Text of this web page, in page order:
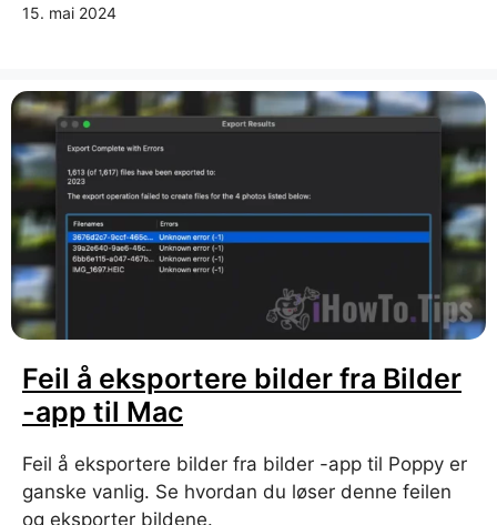
15. mai 2024
Feil å eksportere bilder fra Bilder
-app til Mac
Feil å eksportere bilder fra bilder -app til Poppy er
ganske vanlig. Se hvordan du løser denne feilen
og eksporter bildene.